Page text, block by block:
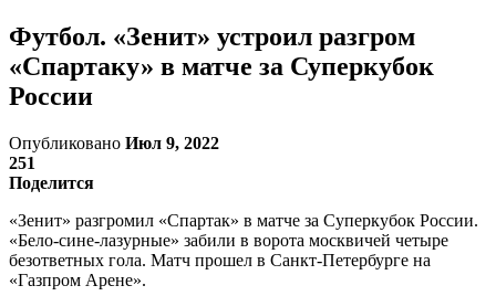
Футбол. «Зенит» устроил разгром
«Спартаку» в матче за Суперкубок
России
Опубликовано Июл 9, 2022
251
Поделится
«Зенит» разгромил «Спартак» в матче за Суперкубок России.
«Бело-сине-лазурные» забили в ворота москвичей четыре
безответных гола. Матч прошел в Санкт-Петербурге на
«Газпром Арене».